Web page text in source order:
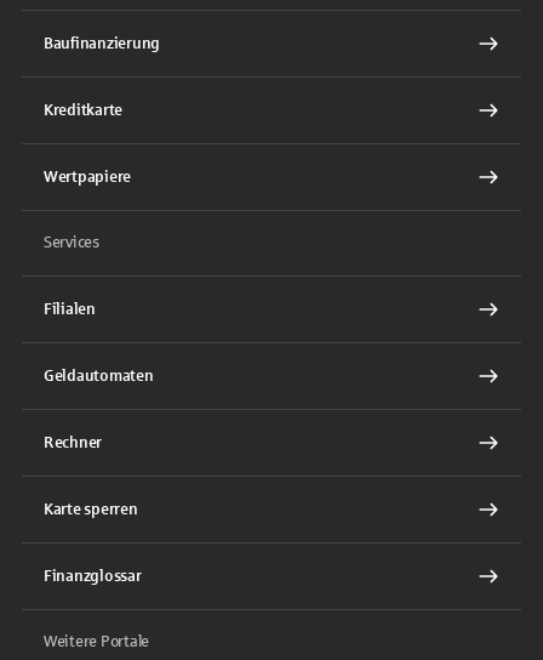
Baufinanzierung
Kreditkarte
Wertpapiere
Services
Filialen
Geldautomaten
Rechner
Karte sperren
Finanzglossar
Weitere Portale